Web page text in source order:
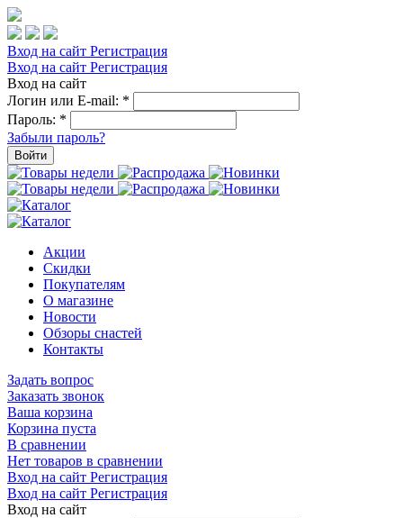
Вход на сайт Регистрация
Вход на сайт Регистрация
Вход на сайт
Логин или E-mail: *
Пароль: *
Забыли пароль?
Войти
Акции
Скидки
Покупателям
О магазине
Новости
Обзоры снастей
Контакты
Задать вопрос
Заказать звонок
Ваша корзина
Корзина пуста
В сравнении
Нет товаров в сравнении
Вход на сайт Регистрация
Вход на сайт Регистрация
Вход на сайт